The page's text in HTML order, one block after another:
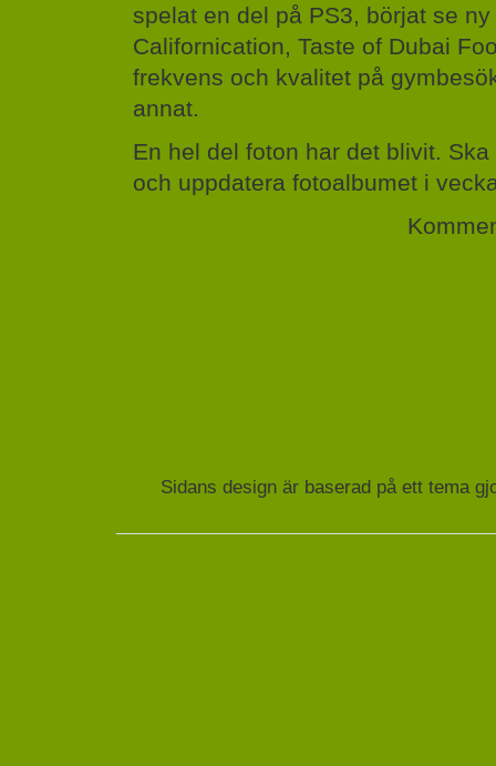
spelat en del på PS3, börjat se
Californication, Taste of Dubai
frekvens och kvalitet på
annat.
En hel del foton har det blivit.
och uppdatera fotoalbumet i
Sidans design är baserad på ett tema